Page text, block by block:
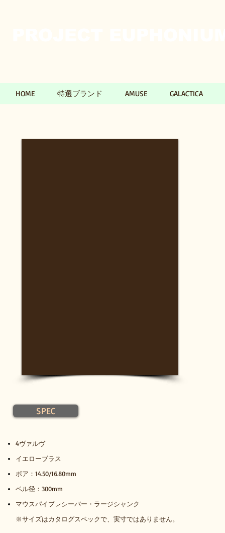
HOME 特選ブランド AMUSE GALACTICA
SPEC
4ヴァルヴ
イエローブラス
ボア：14.50/16.80mm
ベル径：300mm
マウスパイプレシーバー・ラージシャンク
※サイズはカタログスペックで、実寸ではありません。